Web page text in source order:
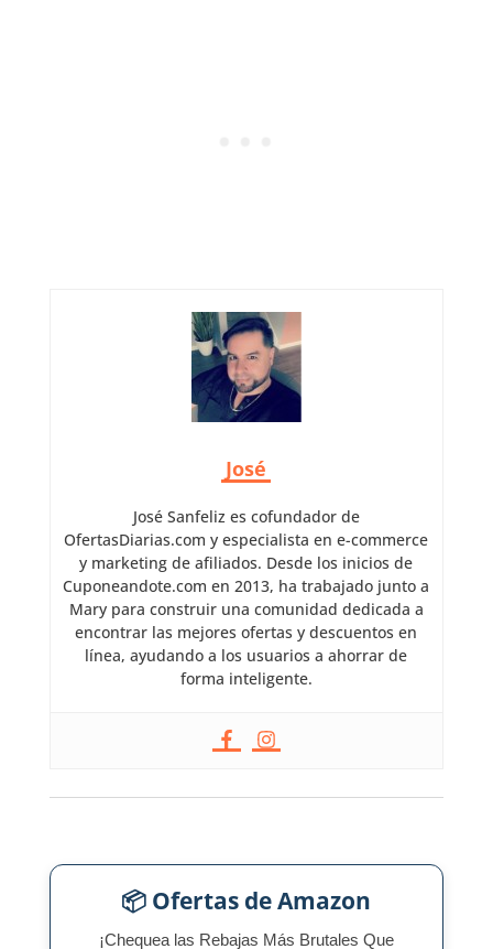
José
José Sanfeliz es cofundador de
OfertasDiarias.com y especialista en e-commerce
y marketing de afiliados. Desde los inicios de
Cuponeandote.com en 2013, ha trabajado junto a
Mary para construir una comunidad dedicada a
encontrar las mejores ofertas y descuentos en
línea, ayudando a los usuarios a ahorrar de
forma inteligente.
📦 Ofertas de Amazon
¡Chequea las Rebajas Más Brutales Que